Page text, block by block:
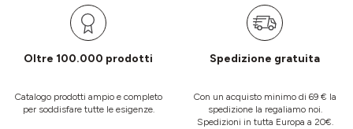
Oltre 100.000 prodotti
Catalogo prodotti ampio e completo
per soddisfare tutte le esigenze.
Spedizione gratuita
Con un acquisto minimo di 69 € la
spedizione la regaliamo noi.
Spedizioni in tutta Europa a 20€.